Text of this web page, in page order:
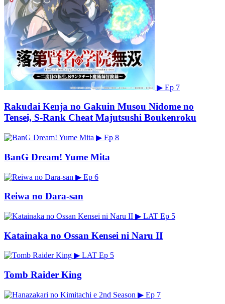
▶ Ep 7
Rakudai Kenja no Gakuin Musou Nidome no
Tensei, S-Rank Cheat Majutsushi Boukenroku
▶ Ep 8
BanG Dream! Yume Mita
▶ Ep 6
Reiwa no Dara-san
▶ LAT Ep 5
Katainaka no Ossan Kensei ni Naru II
▶ LAT Ep 5
Tomb Raider King
▶ Ep 7